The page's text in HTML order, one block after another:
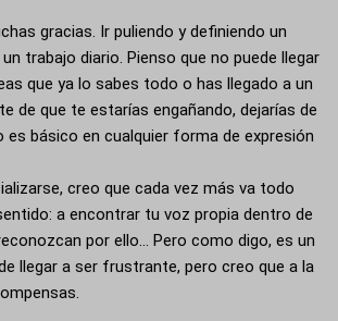
gracias. Ir puliendo y definiendo un
trabajo diario. Pienso que no puede llegar
que ya lo sabes todo o has llegado a un
de que te estarías engañando, dejarías de
es básico en cualquier forma de expresión
creo que cada vez más va todo
a encontrar tu voz propia dentro de
por ello… Pero como digo, es un
llegar a ser frustrante, pero creo que a la